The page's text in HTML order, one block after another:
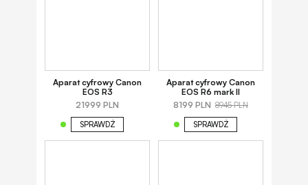
Aparat cyfrowy Canon
EOS R3
21999 PLN
SPRAWDŹ
Aparat cyfrowy Canon
EOS R6 mark II
8199 PLN 8945 PLN
SPRAWDŹ